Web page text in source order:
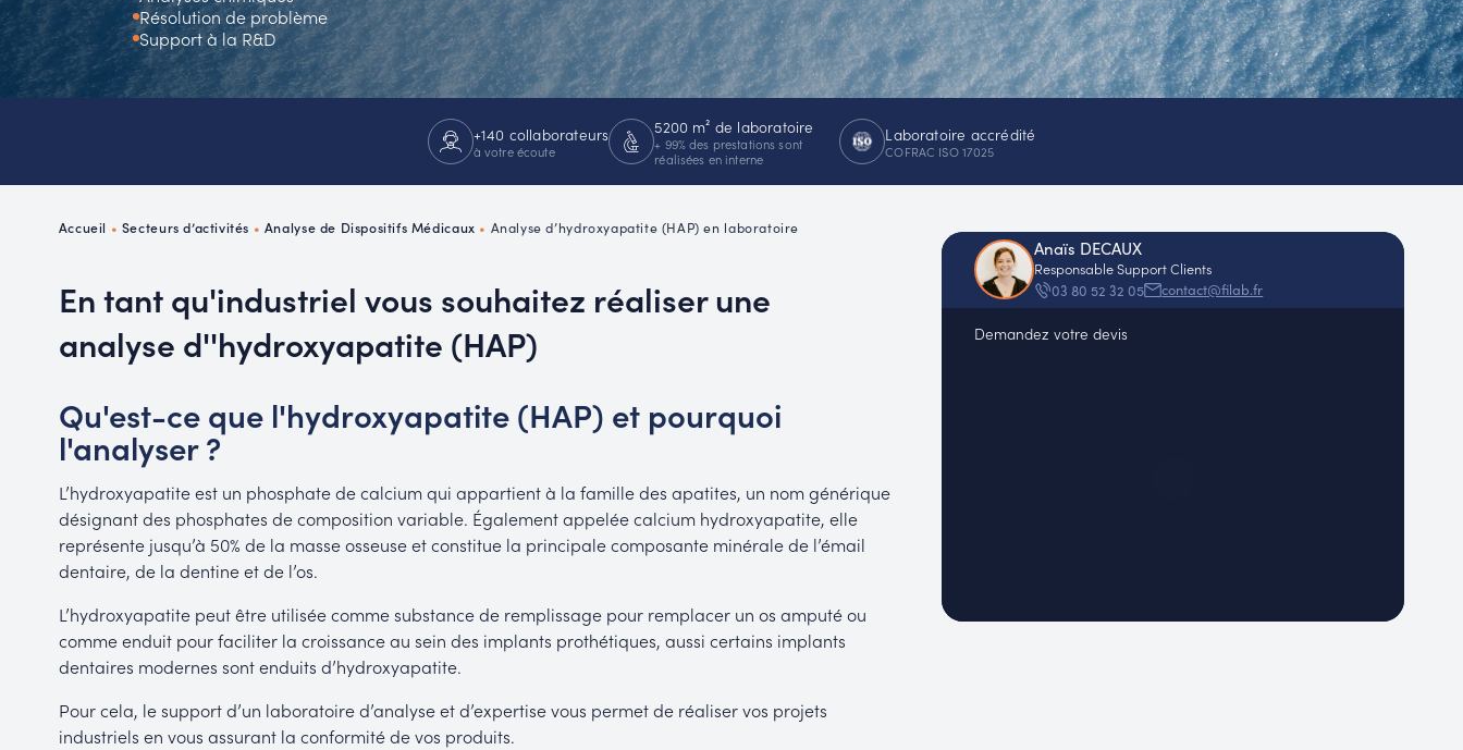
PMUC
REACH
Résolution de problème
Support à la R&D
+140 collaborateurs
à votre écoute
5200 m² de laboratoire
+ 99% des prestations sont
réalisées en interne
Laboratoire accrédité
COFRAC ISO 17025
Accueil • Secteurs d’activités • Analyse de Dispositifs Médicaux • Analyse d’hydroxyapatite (HAP) en laboratoire
En tant qu'industriel vous souhaitez réaliser une
analyse d''hydroxyapatite (HAP)
Qu'est-ce que l'hydroxyapatite (HAP) et pourquoi
l'analyser ?
L’hydroxyapatite est un phosphate de calcium qui appartient à la famille des apatites, un nom générique
désignant des phosphates de composition variable. Également appelée calcium hydroxyapatite, elle
représente jusqu’à 50% de la masse osseuse et constitue la principale composante minérale de l’émail
dentaire, de la dentine et de l’os.
L’hydroxyapatite peut être utilisée comme substance de remplissage pour remplacer un os amputé ou
comme enduit pour faciliter la croissance au sein des implants prothétiques, aussi certains implants
dentaires modernes sont enduits d’hydroxyapatite.
Pour cela, le support d’un laboratoire d’analyse et d’expertise vous permet de réaliser vos projets
industriels en vous assurant la conformité de vos produits.
Anaïs DECAUX
Responsable Support Clients
03 80 52 32 05
contact@filab.fr
Demandez votre devis